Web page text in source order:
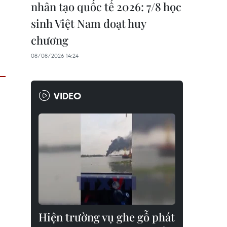
nhân tạo quốc tế 2026: 7/8 học
sinh Việt Nam đoạt huy
chương
08/08/2026 14:24
VIDEO
Hiện trường vụ ghe gỗ phát